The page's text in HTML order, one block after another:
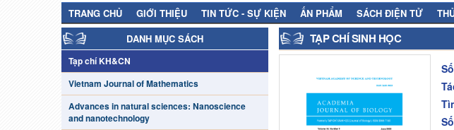
TRANG CHỦ GIỚI THIỆU TIN TỨC - SỰ KIỆN ẤN PHẨM SÁCH ĐIỆN TỬ
DANH MỤC SÁCH
Tạp chí KH&CN
Vietnam Journal of Mathematics
Advances in natural sciences: Nanoscience
and nanotechnology
TẠP CHÍ SINH HỌC